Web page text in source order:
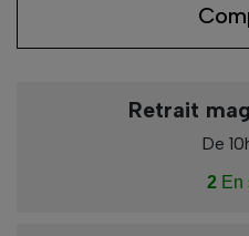
Retrait
De
2 En